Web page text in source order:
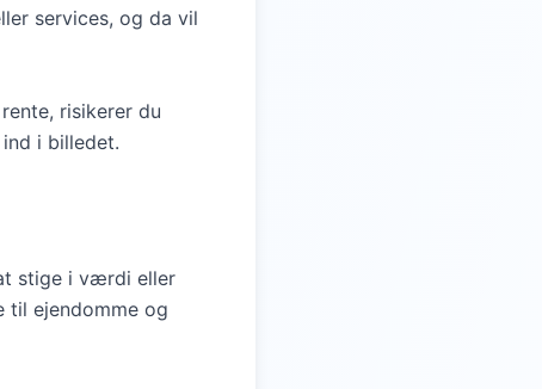
services, og da vil
risikerer du
i billedet.
stige i værdi eller
til ejendomme og